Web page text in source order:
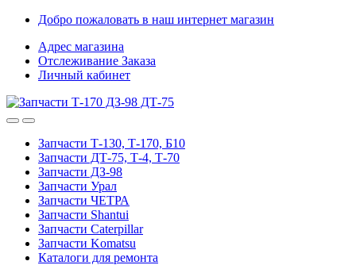
Skip
navigation
Skip
content
Добро пожаловать в наш интернет магазин
Адрес магазина
Отслеживание Заказа
Личный кабинет
Запчасти Т-130, Т-170, Б10
Запчасти ДТ-75, Т-4, Т-70
Запчасти ДЗ-98
Запчасти Урал
Запчасти ЧЕТРА
Запчасти Shantui
Запчасти Caterpillar
Запчасти Komatsu
Каталоги для ремонта